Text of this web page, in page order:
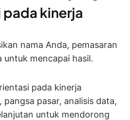
kinerja
nama Anda, pemasaran
untuk mencapai hasil.
pada kinerja
pangsa pasar, analisis data,
untuk mendorong